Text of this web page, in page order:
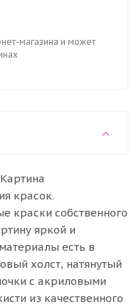
магазина и может
красок.
краски собственного
яркой и
есть в
холст, натянутый
с акриловыми
из качественного